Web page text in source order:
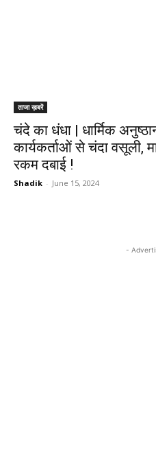
ताजा ख़बरें
चंदे का धंधा | धार्मिक
कार्यकर्ताओं से चंदा वसूली,
रकम दबाई !
Shadik - June 15, 2024
-